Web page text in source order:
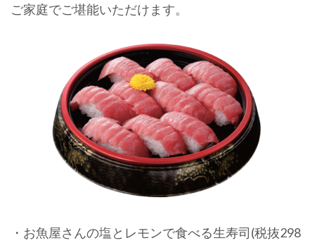
ご家庭でご堪能いただけます。
・お魚屋さんの塩とレモンで食べる生寿司(税抜298